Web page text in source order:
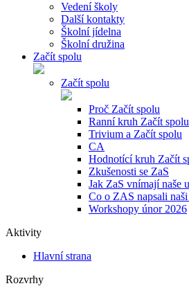
Vedení školy
Další kontakty
Školní jídelna
Školní družina
Začít spolu
Začít spolu
Proč Začít spolu
Ranní kruh Začít spolu
Trivium a Začít spolu
CA
Hodnotící kruh Začít
Zkušenosti se ZaS
Jak ZaS vnímají naše
Co o ZAS napsali naši
Workshopy únor 2026
Aktivity
Hlavní strana
Rozvrhy